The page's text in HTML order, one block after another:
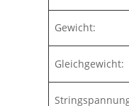
Gewicht:
Gleichgewicht: